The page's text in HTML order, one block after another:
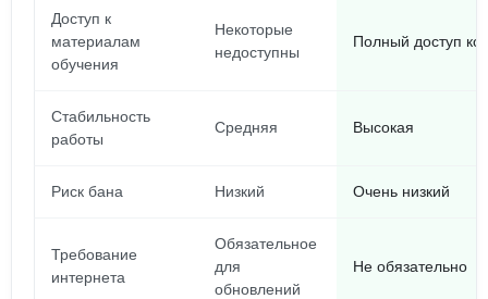
Доступ к
материалам
обучения
Некоторые
недоступны
Полный доступ
Стабильность
работы
Средняя Высокая
Риск бана Низкий Очень низкий
Требование
интернета
Обязательное
для
обновлений
Не обязательно